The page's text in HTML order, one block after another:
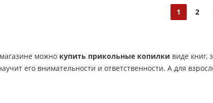
1 2
можно купить прикольные копилки виде книг,
его внимательности и ответственности. А для